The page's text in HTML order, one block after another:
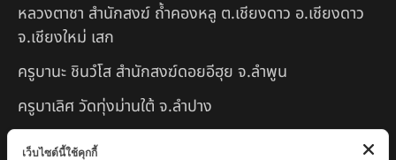
หลวงตาชา สำนักสงฆ์ ถ้ำคองหลู ต.เชียงดาว อ.เชียงดาว
จ.เชียงใหม่ เสก
ครูบานะ ชินวํโส สำนักสงฆ์ดอยอีฮุย จ.ลำพูน
ครูบาเลิศ วัดทุ่งม่านใต้ จ.ลำปาง
หลวงปู่หนู นรินโท วัดวังท่าดี จ.เพชรบูรณ์
เว็บไซต์นี้ใช้คุกกี้